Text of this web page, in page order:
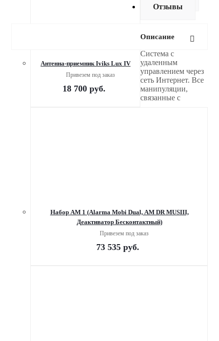
Антенна-приемник Iviks Lux IV
Привезем под заказ
18 700руб.
Набор AM 1 (Alarma Mobi Dual, AM DR MUSIII,
Деактиватор Бесконтактный)
Привезем под заказ
73 535руб.
Отзывы
Описание
Система с
удаленным
управлением через
сеть Интернет. Все
манипуляции,
связанные с